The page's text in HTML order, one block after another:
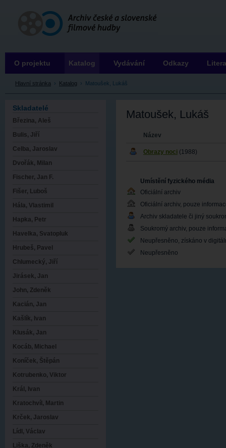
Archiv ČSFH
Matoušek, Lukáš
Název
Obrazy noci (1988)
Umístění fyzického média
Oficiální archiv
Oficiální archiv, pouze
Archiv skladatele či jiný
Soukromý archiv, pouze
Neupřesněno, získáno v
Neupřesněno
Hlavní stránka › Katalog › Matoušek, Lukáš
O projektu Katalog Vydávání Odkazy
Skladatelé
Březina, Aleš
Bulis, Jiří
Celba, Jaroslav
Dvořák, Milan
Fischer, Jan F.
Fišer, Luboš
Hála, Vlastimil
Hapka, Petr
Havelka, Svatopluk
Hrubeš, Pavel
Chlumecký, Jiří
Jirásek, Jan
John, Zdeněk
Kacián, Jan
Kašlík, Ivan
Klusák, Jan
Kocáb, Michael
Koníček, Štěpán
Kotrubenko, Viktor
Král, Ivan
Kratochvíl, Martin
Krček, Jaroslav
Lídl, Václav
Liška, Zdeněk